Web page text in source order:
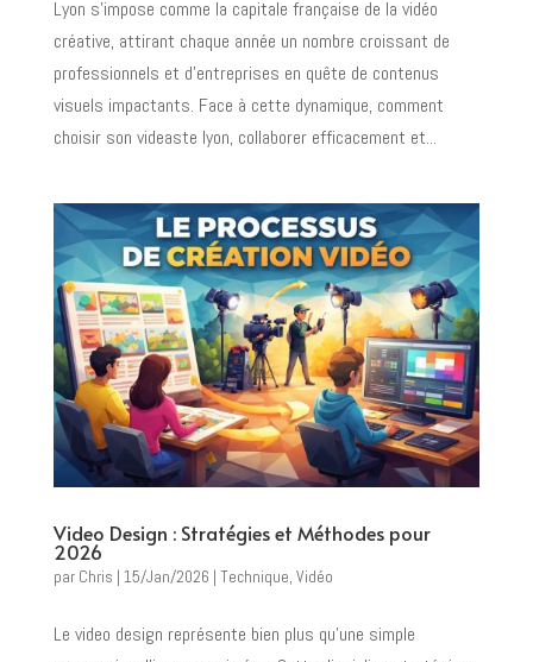
Lyon s’impose comme la capitale française de la vidéo
créative, attirant chaque année un nombre croissant de
professionnels et d’entreprises en quête de contenus
visuels impactants. Face à cette dynamique, comment
choisir son videaste lyon, collaborer efficacement et...
Video Design : Stratégies et Méthodes pour
2026
par Chris | 15/Jan/2026 | Technique, Vidéo
Le video design représente bien plus qu'une simple